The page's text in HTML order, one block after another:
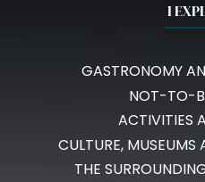
I
GASTRONOMY
NOT-TO-
ACTIVITIES
CULTURE, MUSEUMS
THE